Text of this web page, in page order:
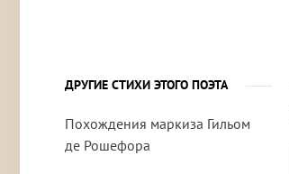
ДРУГИЕ СТИХИ ЭТОГО ПОЭТА
Похождения маркиза Гильом
де Рошефора